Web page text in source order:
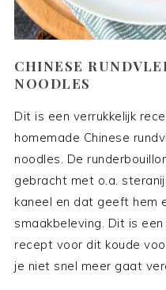
CHINESE
NOODLES
Dit is een verrukkelijk
homemade Chinese
noodles. De
gebracht met o.a.
kaneel en dat geeft hem
smaakbeleving. Dit is
recept voor dit koude
je niet snel meer gaat